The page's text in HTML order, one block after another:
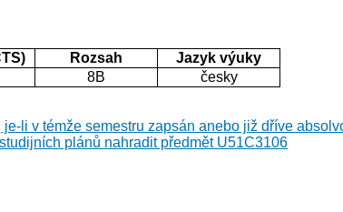
Rozsah
Jazyk výuky
8B česky
li v témže semestru zapsán anebo již dříve
plánů nahradit předmět U51C3106